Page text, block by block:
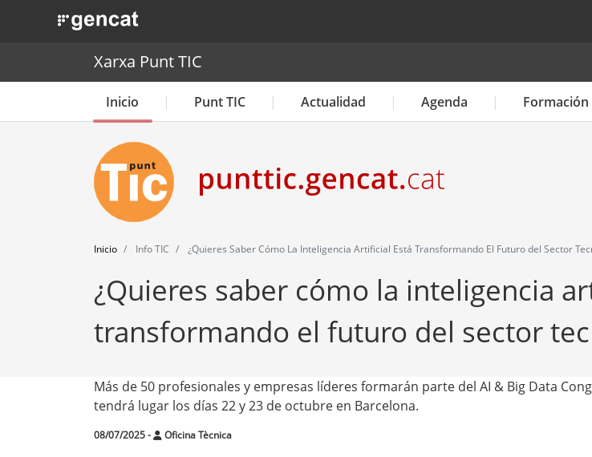
. Obre en una nova finestra.
Xarxa Punt TIC
Inicio Punt TIC Actualidad Agenda Formación
Inicio Info TIC ¿Quieres Saber Cómo La Inteligencia Artificial Está Transformando El Futuro del Sector
¿Quieres saber cómo la inteligencia
transformando el futuro del sector
Más de 50 profesionales y empresas líderes formarán parte del AI & Big Data
tendrá lugar los días 22 y 23 de octubre en Barcelona.
08/07/2025- Oficina Tècnica